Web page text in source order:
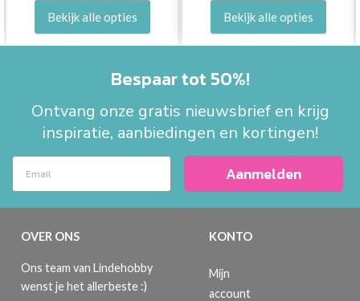
Bekijk alle opties Bekijk alle opties
Bespaar tot 50%!
Ontvang onze gratis nieuwsbrief en krijg
inspiratie, aanbiedingen en kortingen!
Aanmelden
OVER ONS
Ons team van Lindehobby
wenst je het allerbeste :)
KONTO
Mijn
account